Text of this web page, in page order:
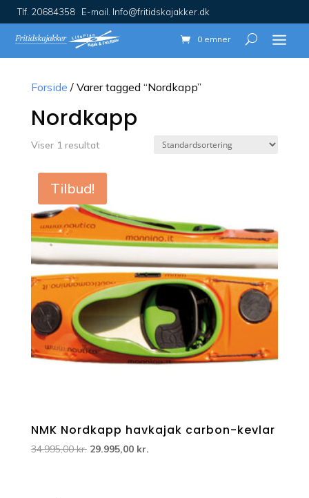
Tlf. 20684358 E-mail. Info@fritidskajakker.dk
0 emner
Forside / Varer tagged “Nordkapp”
Nordkapp
Viser 1 resultat
Tilbud!
NMK Nordkapp havkajak carbon-kevlar
34.995,00kr. Den
29.995,00 kr.Den